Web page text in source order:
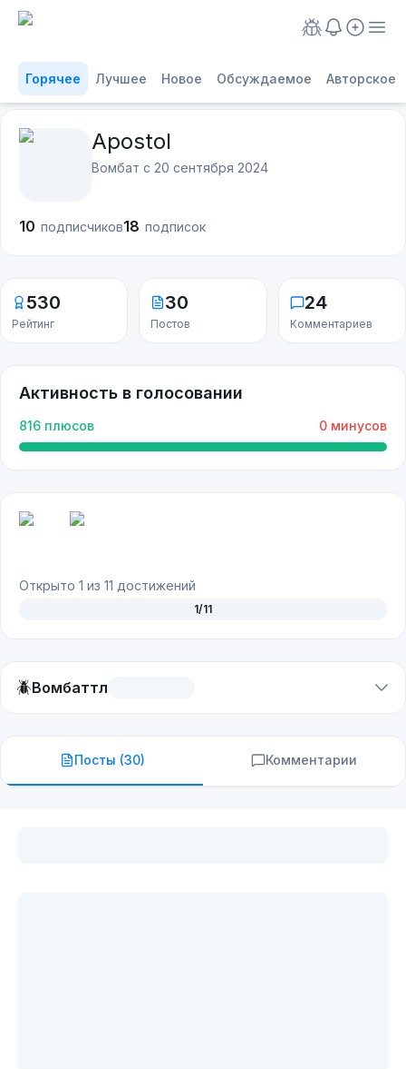
Горячее Лучшее Новое Обсуждаемое Авторское
Apostol
Вомбат с 20 сентября 2024
10 подписчиков18 подписок
530
Рейтинг
30
Постов
24
Комментариев
Активность в голосовании
816 плюсов 0 минусов
Открыто 1 из 11 достижений
1/11
🪲Вомбаттл
Посты (30) Комментарии